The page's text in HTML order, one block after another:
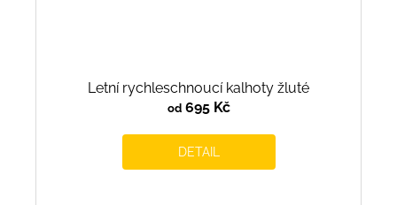
Letní rychleschnoucí kalhoty žluté
od695 Kč
DETAIL